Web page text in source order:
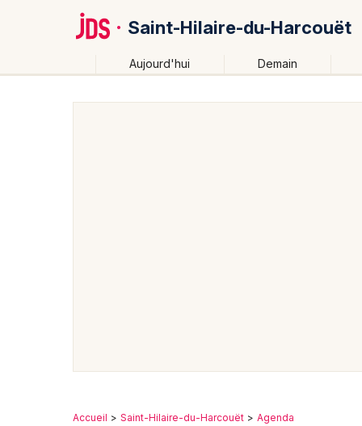
Saint-Hilaire-du-Harcouët
Aujourd'hui Demain
Accueil Saint-Hilaire-du-Harcouët Agenda